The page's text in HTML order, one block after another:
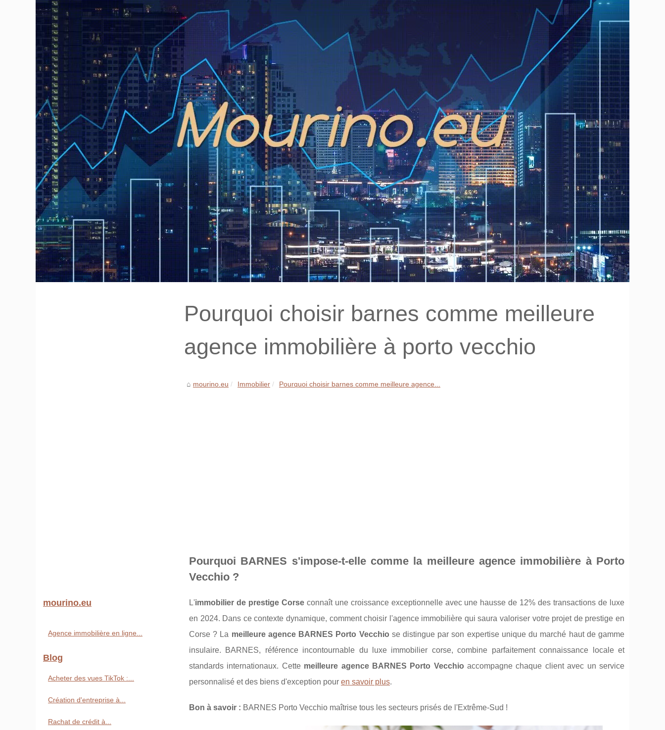
Pourquoi choisir barnes comme meilleure
agence immobilière à porto vecchio
mourino.eu Immobilier Pourquoi choisir barnes comme meilleure agence...
Pourquoi BARNES s'impose-t-elle comme la meilleure agence immobilière à Porto
Vecchio ?
L'immobilier de prestige Corseconnaît une croissance exceptionnelle avec une hausse de 12% des transactions de luxe
en 2024. Dans ce contexte dynamique, comment choisir l'agence immobilière qui saura valoriser votre projet de prestige en
Corse ? La meilleure agence BARNES Porto Vecchio se distingue par son expertise unique du marché haut de gamme
insulaire. BARNES, référence incontournable du luxe immobilier corse, combine parfaitement connaissance locale et
standards internationaux. Cette meilleure agence BARNES Porto Vecchio accompagne chaque client avec un service
personnalisé et des biens d'exception pour en savoir plus.
Bon à savoir : BARNES Porto Vecchio maîtrise tous les secteurs prisés de l'Extrême-Sud !
mourino.eu
Agence immobilière en ligne...
Blog
Acheter des vues TikTok :...
Création d'entreprise à...
Rachat de crédit à...